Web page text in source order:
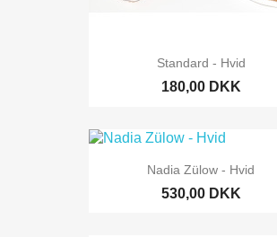
Standard - Hvid
180,00 DKK
Nadia Zülow - Hvid
530,00 DKK